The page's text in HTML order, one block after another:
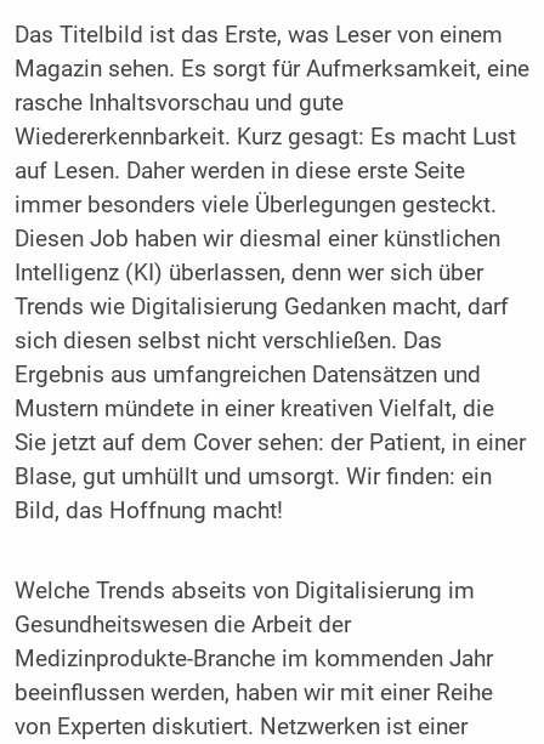
Das Titelbild ist das Erste, was Leser von einem
Magazin sehen. Es sorgt für Aufmerksamkeit, eine
rasche Inhaltsvorschau und gute
Wiedererkennbarkeit. Kurz gesagt: Es macht Lust
auf Lesen. Daher werden in diese erste Seite
immer besonders viele Überlegungen gesteckt.
Diesen Job haben wir diesmal einer künstlichen
Intelligenz (KI) überlassen, denn wer sich über
Trends wie Digitalisierung Gedanken macht, darf
sich diesen selbst nicht verschließen. Das
Ergebnis aus umfangreichen Datensätzen und
Mustern mündete in einer kreativen Vielfalt, die
Sie jetzt auf dem Cover sehen: der Patient, in einer
Blase, gut umhüllt und umsorgt. Wir finden: ein
Bild, das Hoffnung macht!
Welche Trends abseits von Digitalisierung im
Gesundheitswesen die Arbeit der
Medizinprodukte-Branche im kommenden Jahr
beeinflussen werden, haben wir mit einer Reihe
von Experten diskutiert. Netzwerken ist einer